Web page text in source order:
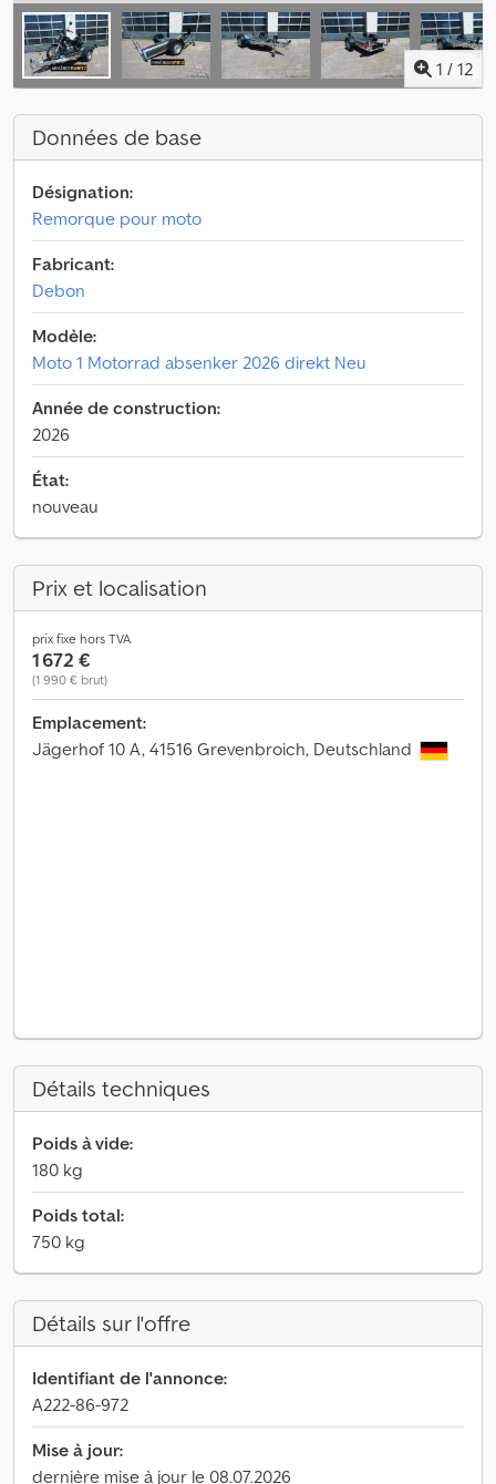
1 / 12
Données de base
Désignation:
Remorque pour moto
Fabricant:
Debon
Modèle:
Moto 1 Motorrad absenker 2026 direkt Neu
Année de construction:
2026
État:
nouveau
Prix et localisation
prix fixe hors TVA
1 672 €
(1 990 € brut)
Emplacement:
Jägerhof 10 A, 41516 Grevenbroich, Deutschland
Détails techniques
Poids à vide:
180 kg
Poids total:
750 kg
Détails sur l'offre
Identifiant de l'annonce:
A222-86-972
Mise à jour:
dernière mise à jour le 08.07.2026